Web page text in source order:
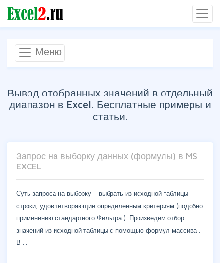
Меню
Вывод отобранных значений в отдельный
диапазон в Excel. Бесплатные примеры и
статьи.
Запрос на выборку данных (формулы) в MS
EXCEL
Суть запроса на выборку – выбрать из исходной таблицы
строки, удовлетворяющие определенным критериям (подобно
применению стандартного Фильтра ). Произведем отбор
значений из исходной таблицы с помощью формул массива .
В …